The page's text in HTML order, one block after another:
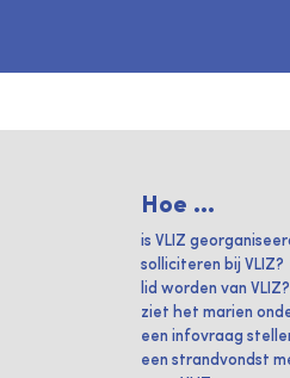
Hoe ...
is VLIZ
solliciteren bij VLIZ?
lid worden van VLIZ?
ziet het marien
een infovraag
een strandvondst